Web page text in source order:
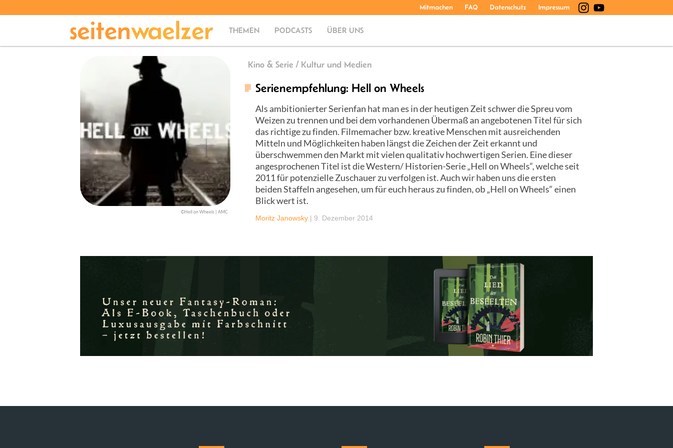
Mitmachen FAQ Datenschutz Impressum
THEMEN PODCASTS ÜBER UNS
©Hell on Wheels | AMC
Kino & Serie / Kultur und Medien
Serienempfehlung: Hell on Wheels
Als ambitionierter Serienfan hat man es in der heutigen Zeit schwer die Spreu vom
Weizen zu trennen und bei dem vorhandenen Übermaß an angebotenen Titel für sich
das richtige zu finden. Filmemacher bzw. kreative Menschen mit ausreichenden
Mitteln und Möglichkeiten haben längst die Zeichen der Zeit erkannt und
überschwemmen den Markt mit vielen qualitativ hochwertigen Serien. Eine dieser
angesprochenen Titel ist die Western/ Historien-Serie „Hell on Wheels“, welche seit
2011 für potenzielle Zuschauer zu verfolgen ist. Auch wir haben uns die ersten
beiden Staffeln angesehen, um für euch heraus zu finden, ob „Hell on Wheels“ einen
Blick wert ist.
Moritz Janowsky | 9. Dezember 2014